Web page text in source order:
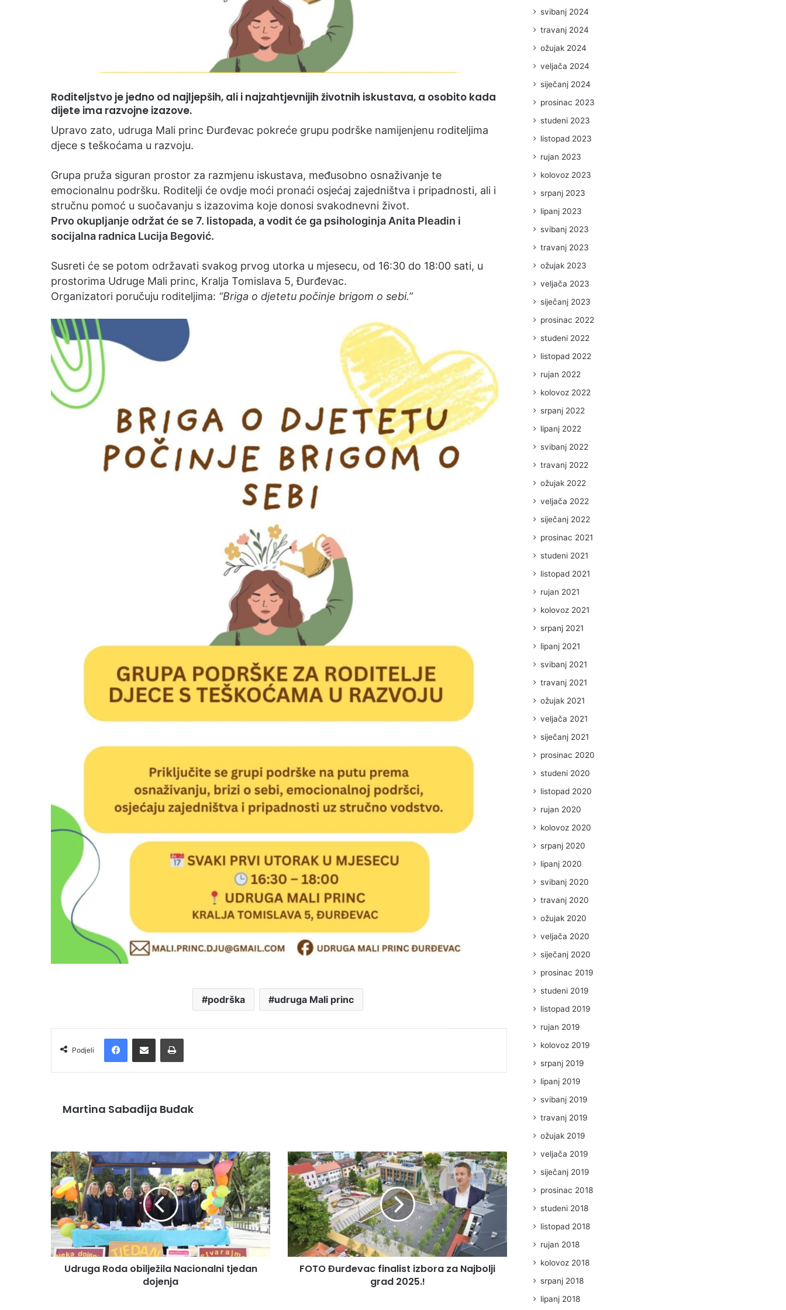
Roditeljstvo je jedno od najljepših, ali i najzahtjevnijih životnih iskustava, a osobito kada
dijete ima razvojne izazove.
Upravo zato, udruga Mali princ Đurđevac pokreće grupu podrške namijenjenu roditeljima
djece s teškoćama u razvoju.
Grupa pruža siguran prostor za razmjenu iskustava, međusobno osnaživanje te
emocionalnu podršku. Roditelji će ovdje moći pronaći osjećaj zajedništva i pripadnosti, ali i
stručnu pomoć u suočavanju s izazovima koje donosi svakodnevni život.
Prvo okupljanje održat će se 7. listopada, a vodit će ga psihologinja Anita Pleadin i
socijalna radnica Lucija Begović.
Susreti će se potom održavati svakog prvog utorka u mjesecu, od 16:30 do 18:00 sati, u
prostorima Udruge Mali princ, Kralja Tomislava 5, Đurđevac.
Organizatori poručuju roditeljima: “Briga o djetetu počinje brigom o sebi.”
podrška udruga Mali princ
Podjeli
Martina Sabađija Buđak
Udruga Roda obilježila Nacionalni tjedan
dojenja
FOTO Đurđevac finalist izbora za Najbolji
grad 2025.!
svibanj 2024
travanj 2024
ožujak 2024
veljača 2024
siječanj 2024
prosinac 2023
studeni 2023
listopad 2023
rujan 2023
kolovoz 2023
srpanj 2023
lipanj 2023
svibanj 2023
travanj 2023
ožujak 2023
veljača 2023
siječanj 2023
prosinac 2022
studeni 2022
listopad 2022
rujan 2022
kolovoz 2022
srpanj 2022
lipanj 2022
svibanj 2022
travanj 2022
ožujak 2022
veljača 2022
siječanj 2022
prosinac 2021
studeni 2021
listopad 2021
rujan 2021
kolovoz 2021
srpanj 2021
lipanj 2021
svibanj 2021
travanj 2021
ožujak 2021
veljača 2021
siječanj 2021
prosinac 2020
studeni 2020
listopad 2020
rujan 2020
kolovoz 2020
srpanj 2020
lipanj 2020
svibanj 2020
travanj 2020
ožujak 2020
veljača 2020
siječanj 2020
prosinac 2019
studeni 2019
listopad 2019
rujan 2019
kolovoz 2019
srpanj 2019
lipanj 2019
svibanj 2019
travanj 2019
ožujak 2019
veljača 2019
siječanj 2019
prosinac 2018
studeni 2018
listopad 2018
rujan 2018
kolovoz 2018
srpanj 2018
lipanj 2018